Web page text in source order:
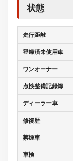
状態
走行距離
登録済未使用車
ワンオーナー
点検整備記録簿
ディーラー車
修復歴
禁煙車
車検